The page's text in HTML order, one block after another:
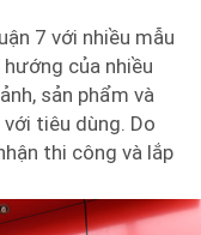
7 với nhiều mẫu
của nhiều
sản phẩm và
tiêu dùng. Do
thi công và lắp